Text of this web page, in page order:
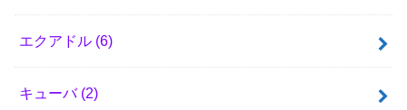
エクアドル (6)
キューバ (2)